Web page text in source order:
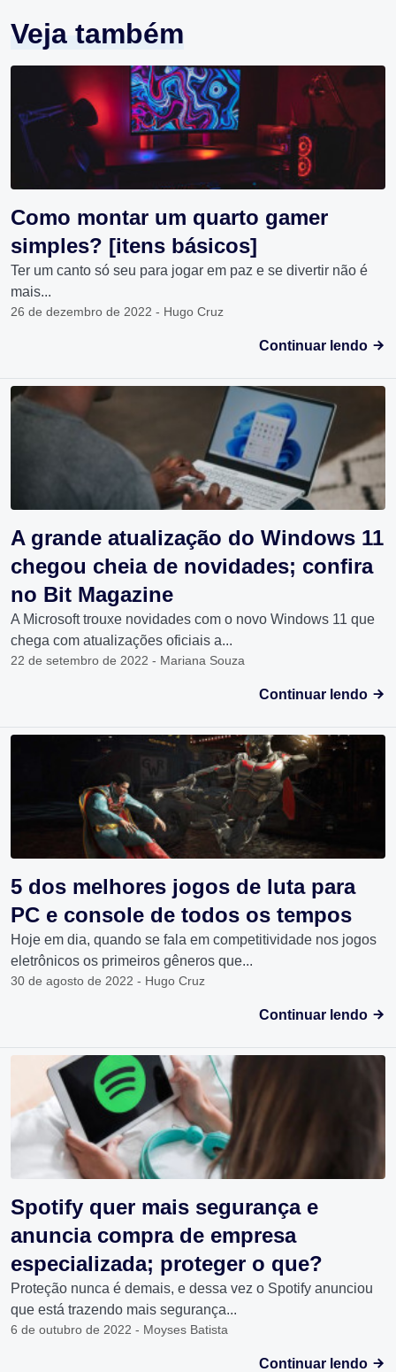
Veja também
Como montar um quarto gamer
simples? [itens básicos]
Ter um canto só seu para jogar em paz e se divertir não é
mais...
26 de dezembro de 2022 - Hugo Cruz
Continuar lendo
A grande atualização do Windows 11
chegou cheia de novidades; confira
no Bit Magazine
A Microsoft trouxe novidades com o novo Windows 11 que
chega com atualizações oficiais a...
22 de setembro de 2022 - Mariana Souza
Continuar lendo
5 dos melhores jogos de luta para
PC e console de todos os tempos
Hoje em dia, quando se fala em competitividade nos jogos
eletrônicos os primeiros gêneros que...
30 de agosto de 2022 - Hugo Cruz
Continuar lendo
Spotify quer mais segurança e
anuncia compra de empresa
especializada; proteger o que?
Proteção nunca é demais, e dessa vez o Spotify anunciou
que está trazendo mais segurança...
6 de outubro de 2022 - Moyses Batista
Continuar lendo